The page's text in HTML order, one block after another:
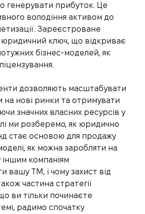
генерувати прибуток. Це
володіння активом до
Зареєстроване
ключ, що відкриває
бізнес-моделей, як
дозволяють масштабувати
на нові ринки та отримувати
значних власних ресурсів у
ми розберемо, як юридично
стає основою для продажу
як можна заробляти на
іншим компаніям
вашу ТМ, і чому захист від
частина стратегії
ви тільки починаєте
радимо спочатку